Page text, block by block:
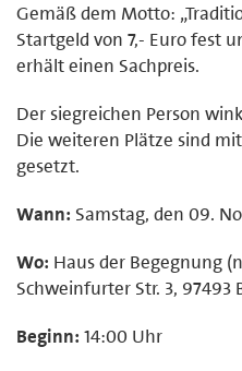
Gemäß dem Motto:
Startgeld von 7,- Euro fest
erhält einen Sachpreis.
Der siegreichen Person
Die weiteren Plätze sind
gesetzt.
Wann: Samstag, den 09.
Wo: Haus der Begegnung
Schweinfurter Str. 3, 97493
Beginn: 14:00 Uhr